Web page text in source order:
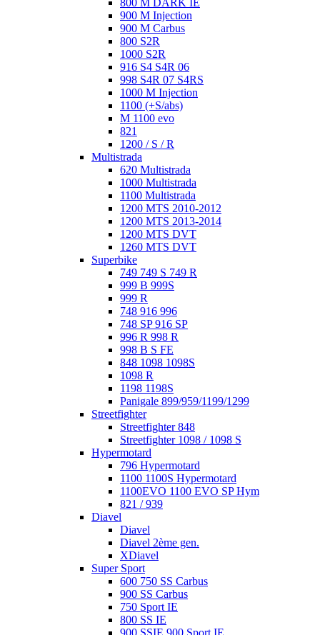
800 M DARK IE
900 M Injection
900 M Carbus
800 S2R
1000 S2R
916 S4 S4R 06
998 S4R 07 S4RS
1000 M Injection
1100 (+S/abs)
M 1100 evo
821
1200 / S / R
Multistrada
620 Multistrada
1000 Multistrada
1100 Multistrada
1200 MTS 2010-2012
1200 MTS 2013-2014
1200 MTS DVT
1260 MTS DVT
Superbike
749 749 S 749 R
999 B 999S
999 R
748 916 996
748 SP 916 SP
996 R 998 R
998 B S FE
848 1098 1098S
1098 R
1198 1198S
Panigale 899/959/1199/1299
Streetfighter
Streetfighter 848
Streetfighter 1098 / 1098 S
Hypermotard
796 Hypermotard
1100 1100S Hypermotard
1100EVO 1100 EVO SP Hym
821 / 939
Diavel
Diavel
Diavel 2ème gen.
XDiavel
Super Sport
600 750 SS Carbus
900 SS Carbus
750 Sport IE
800 SS IE
900 SSIE 900 Sport IE